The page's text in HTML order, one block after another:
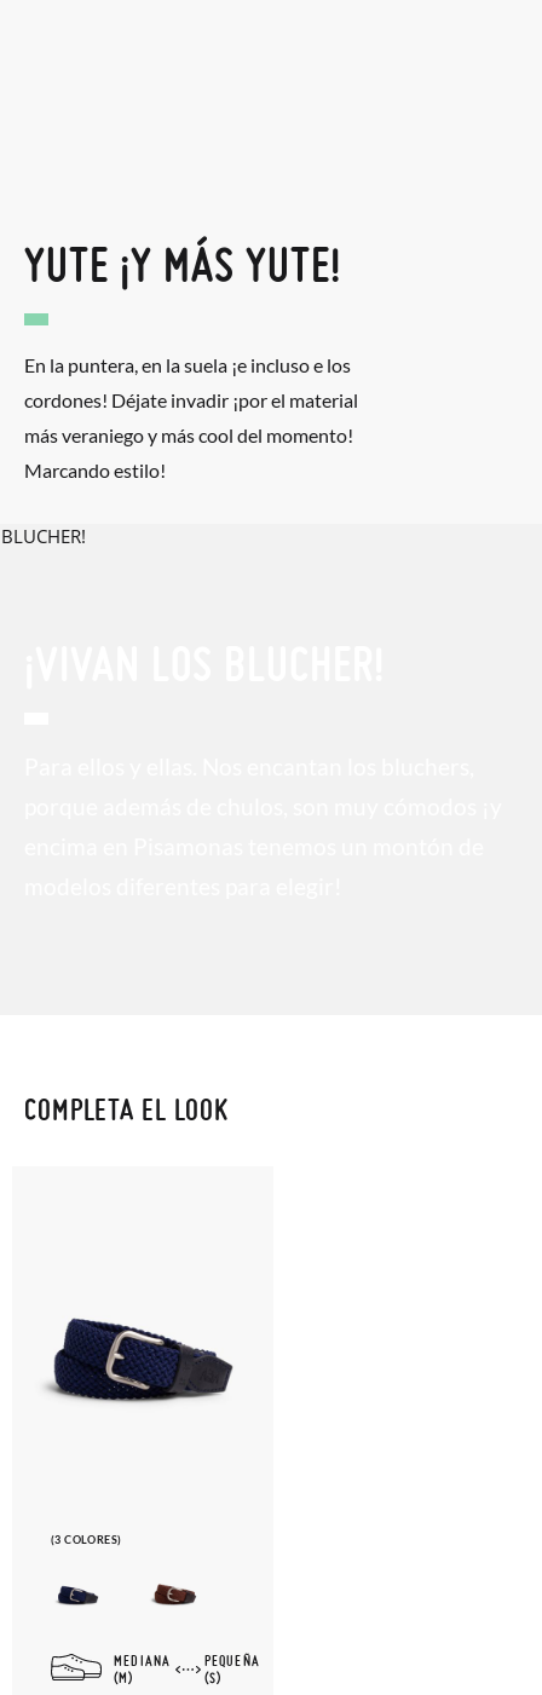
YUTE ¡Y MÁS YUTE!
En la puntera, en la suela ¡e incluso e los
cordones! Déjate invadir ¡por el material
más veraniego y más cool del momento!
Marcando estilo!
COMPLETA EL LOOK
(3 COLORES)
MEDIANA
(M)
PEQUEÑA
(S)